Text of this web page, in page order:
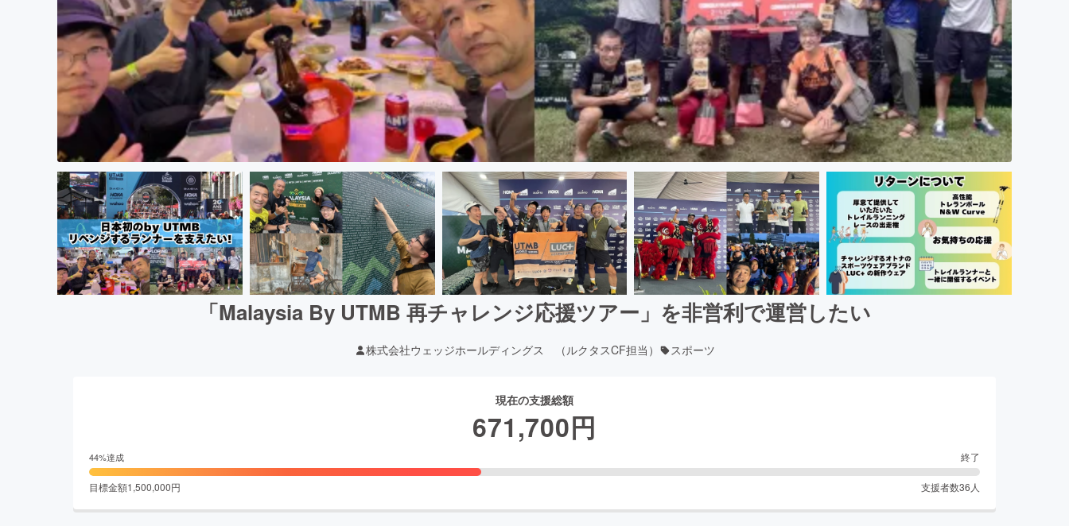
「Malaysia By UTMB 再チャレンジ応援ツアー」を非営利で運営したい
株式会社ウェッジホールディングス （ルクタスCF担当） スポーツ
現在の支援総額
671,700円
44%達成 終了
目標金額1,500,000円 支援者数36 人